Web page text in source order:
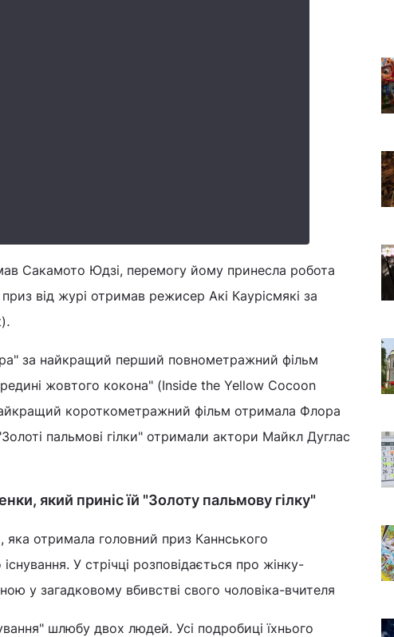
Сакамото Юдзі, перемогу йому принесла робота
від журі отримав режисер Акі Каурісмякі за
.
за найкращий перший повнометражний фільм
жовтого кокона" (Inside the Yellow Cocoon
короткометражний фільм отримала Флора
пальмові гілки" отримали актори Майкл Дуглас
який приніс їй "Золоту пальмову гілку"
отримала головний приз Каннського
У стрічці розповідається про жінку-
у загадковому вбивстві свого чоловіка-вчителя
шлюбу двох людей. Усі подробиці їхнього